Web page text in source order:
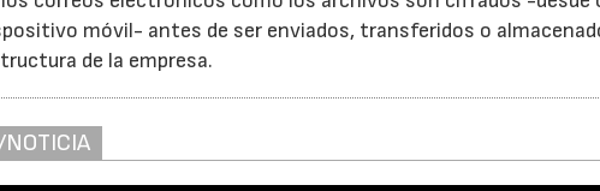
móvil- antes de ser enviados, transferidos o
de la empresa.
NOTICIA